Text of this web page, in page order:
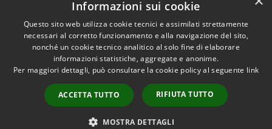
Dichiarazione di accessibilità
Accessibilità
Copyright © 2026 • Comune di
Ripatransone • Powered by
Municipium•
Accesso
redazione
Informazioni sui cookie
Questo sito web utilizza cookie tecnici e assimilati strettamente
necessari al corretto funzionamento e alla navigazione del sito,
nonché un cookie tecnico analitico al solo fine di elaborare
informazioni statistiche, aggregate e anonime.
Per maggiori dettagli, può consultare la cookie policy al seguente link
ACCETTA TUTTO RIFIUTA TUTTO
MOSTRA DETTAGLI